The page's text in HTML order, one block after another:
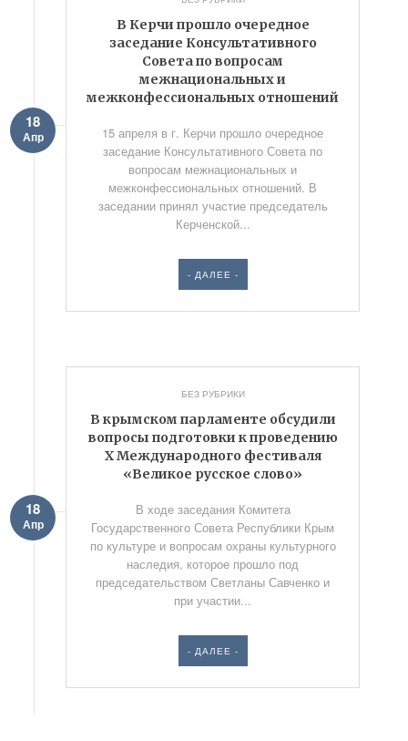
В Керчи прошло очередное
заседание Консультативного
Совета по вопросам
межнациональных и
межконфессиональных отношений
18
Апр
15 апреля в г. Керчи прошло очередное
заседание Консультативного Совета по
вопросам межнациональных и
межконфессиональных отношений. В
заседании принял участие председатель
Керченской...
- ДАЛЕЕ -
БЕЗ РУБРИКИ
В крымском парламенте обсудили
вопросы подготовки к проведению
X Международного фестиваля
«Великое русское слово»
18
Апр
В ходе заседания Комитета
Государственного Совета Республики Крым
по культуре и вопросам охраны культурного
наследия, которое прошло под
председательством Светланы Савченко и
при участии...
- ДАЛЕЕ -